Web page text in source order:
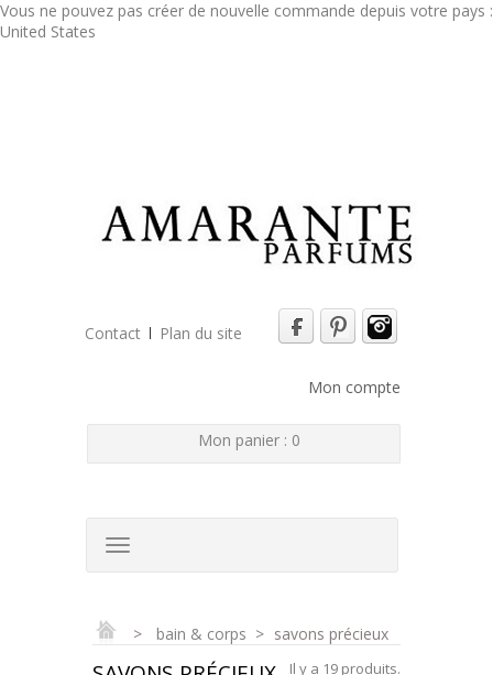
Vous ne pouvez pas créer de nouvelle commande depuis votre pays :
United States
Contact Plan du site
Mon compte
Mon panier : 0
> bain & corps > savons précieux
Il y a 19 produits.